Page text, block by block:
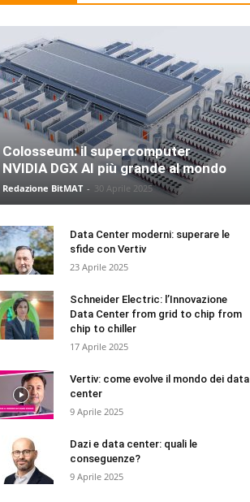
Colosseum: il supercomputer
NVIDIA DGX AI più grande al mondo
Redazione BitMAT - 30 Aprile 2025
Data Center moderni: superare le
sfide con Vertiv
23 Aprile 2025
Schneider Electric: l’Innovazione
Data Center from grid to chip from
chip to chiller
17 Aprile 2025
Vertiv: come evolve il mondo dei data
center
9 Aprile 2025
Dazi e data center: quali le
conseguenze?
9 Aprile 2025